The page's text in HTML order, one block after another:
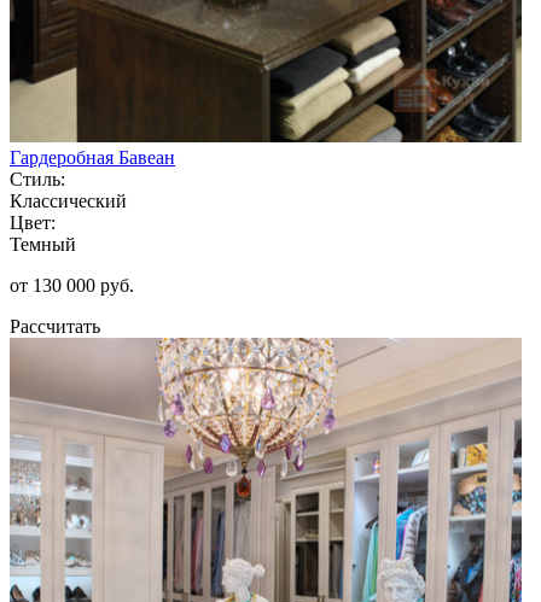
Гардеробная Бавеан
Стиль:
Классический
Цвет:
Темный
от 130 000 руб.
Рассчитать